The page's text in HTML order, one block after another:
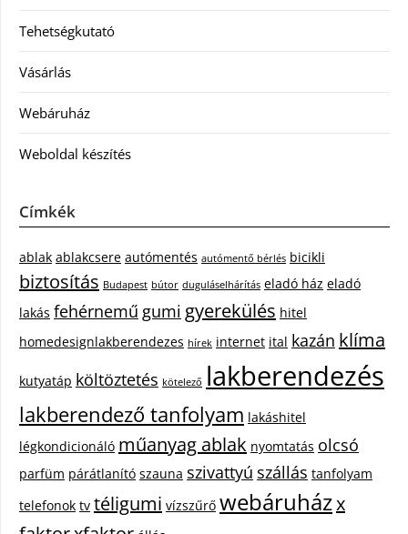
Tehetségkutató
Vásárlás
Webáruház
Weboldal készítés
Címkék
ablak ablakcsere autómentés autómentő bérlés bicikli
biztosítás Budapest bútor duguláselhárítás eladó ház eladó
lakás fehérnemű gumi gyerekülés hitel
homedesignlakberendezes hírek internet ital kazán klíma
kutyatáp költöztetés kötelező lakberendezés
lakberendező tanfolyam lakáshitel
légkondicionáló műanyag ablak nyomtatás olcsó
parfüm párátlanító szauna szivattyú szállás tanfolyam
telefonok tv téligumi vízszűrő webáruházx